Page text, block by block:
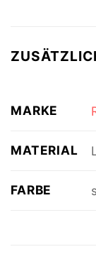
MARKE
MATERIAL
FARBE